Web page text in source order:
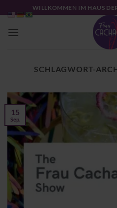
Inhalt
springen
WILLKOMMEN IM HAUS
SCHLAGWORT-
15
Sep.